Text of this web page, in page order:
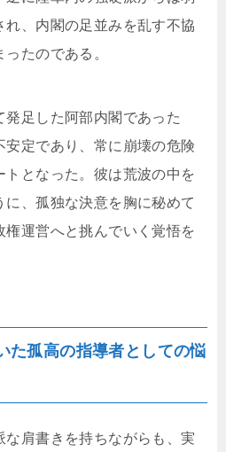
れ、内閣の足並みを乱す不協
たのである。
足した阿部内閣であった
安定であり、常に崩壊の危険
トとなった。彼は荒波の中を
、孤独な決意を胸に秘めて
権運営へと挑んでいく覚悟を
た孤高の指導者としての悩
肩書きを持ちながらも、実